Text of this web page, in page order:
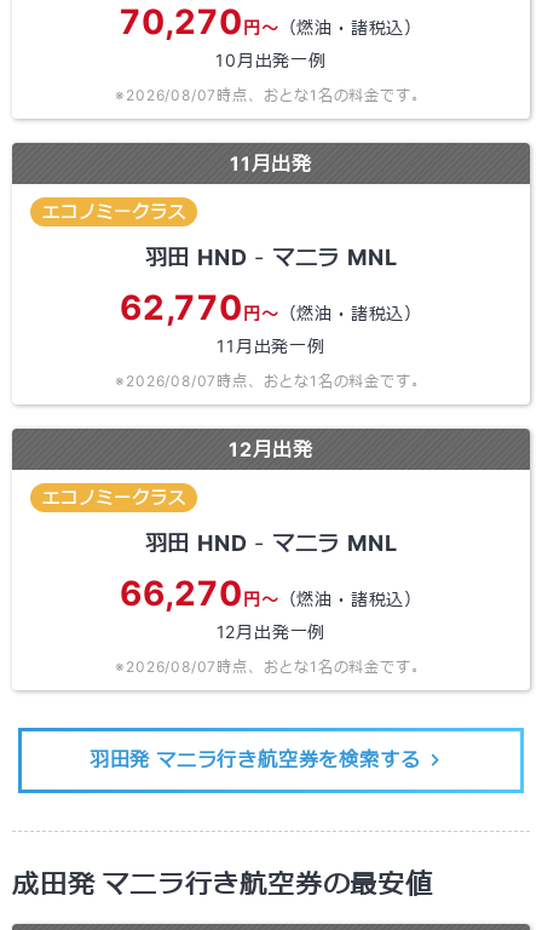
70,270円～ （燃油・諸税込）
10月出発一例
※ 2026/08/07 時点、おとな1名の料金です。
羽田 HND - マニラ MNL
11月出発
エコノミークラス
62,770円～ （燃油・諸税込）
11 月出発一例
※ 2026/08/07 時点、おとな1名の料金です。
羽田 HND - マニラ MNL
12月出発
エコノミークラス
66,270円～ （燃油・諸税込）
12月出発一例
※ 2026/08/07 時点、おとな1名の料金です。
羽田発 マニラ行き航空券を検索する
成田発 マニラ行き航空券の最安値